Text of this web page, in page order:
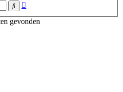
Zoek
gevonden